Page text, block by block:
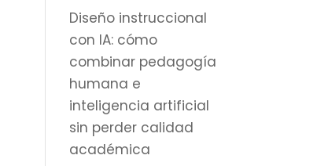
Diseño instruccional
con IA: cómo
combinar pedagogía
humana e
inteligencia artificial
sin perder calidad
académica